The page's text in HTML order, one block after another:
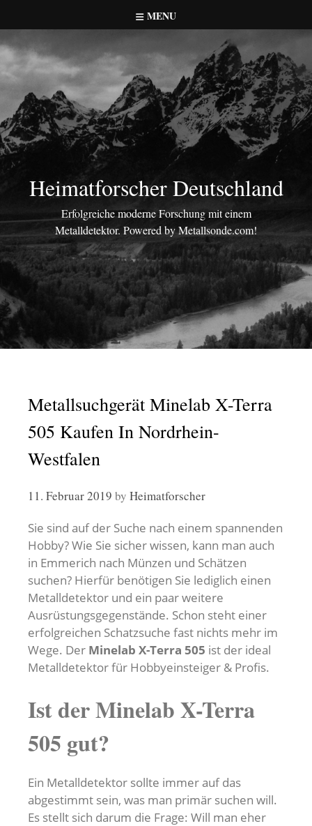
to
content
MENU
Heimatforscher Deutschland
Erfolgreiche moderne Forschung mit einem
Metalldetektor. Powered by Metallsonde.com!
Metallsuchgerät Minelab X-Terra
505 Kaufen In Nordrhein-
Westfalen
11. Februar 2019 by Heimatforscher
Sie sind auf der Suche nach einem spannenden
Hobby? Wie Sie sicher wissen, kann man auch
in Emmerich nach Münzen und Schätzen
suchen? Hierfür benötigen Sie lediglich einen
Metalldetektor und ein paar weitere
Ausrüstungsgegenstände. Schon steht einer
erfolgreichen Schatzsuche fast nichts mehr im
Wege. Der Minelab X-Terra 505 ist der ideal
Metalldetektor für Hobbyeinsteiger & Profis.
Ist der Minelab X-Terra
505 gut?
Ein Metalldetektor sollte immer auf das
abgestimmt sein, was man primär suchen will.
Es stellt sich darum die Frage: Will man eher